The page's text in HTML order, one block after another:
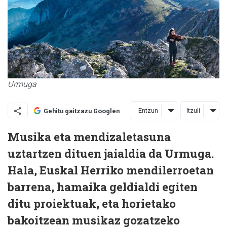
Urmuga
Gehitu gaitzazu Googlen Entzun Itzuli
Musika eta mendizaletasuna
uztartzen dituen jaialdia da Urmuga.
Hala, Euskal Herriko mendilerroetan
barrena, hamaika geldialdi egiten
ditu proiektuak, eta horietako
bakoitzean musikaz gozatzeko